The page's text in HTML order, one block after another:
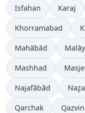
Isfahan Karaj
Khorramabad
Mahābād
Mashhad
Najafābād
Qarchak Qazvin